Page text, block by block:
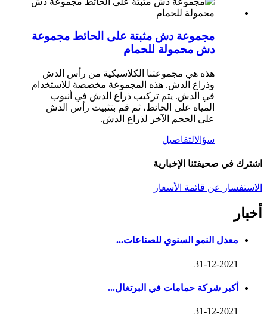
مجموعة دش مثبتة على الحائط مجموعة
دش محمولة للحمام
هذه هي مجموعتنا الكلاسيكية من رأس الدش
وذراع الدش. هذه المجموعة مخصصة للاستخدام
في الدش. يتم تركيب ذراع الدش في أنبوب
المياه على الحائط، ثم قم بتثبيت رأس الدش
على الحجم الآخر لذراع الدش.
سؤالالتفاصيل
اشترك في صحيفتنا الإخبارية
الاستفسار عن قائمة الأسعار
أخبار
معدل النمو السنوي للصناعات...
31-12-2021
أكبر شركة حمامات في البرتغال...
31-12-2021